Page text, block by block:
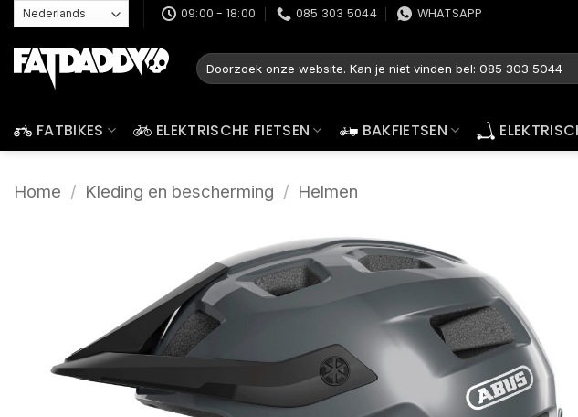
naar
inhoud
09:00 - 18:00 085 303 5044 WHATSAPP
Zoeken
naar:
FATBIKES ELEKTRISCHE FIETSEN BAKFIETSEN
Home / Kleding en bescherming / Helmen